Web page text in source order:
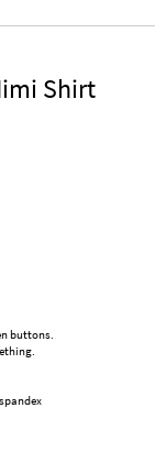
Shirt
buttons.